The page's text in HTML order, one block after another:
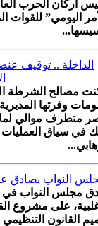
أركان الحرب
اليومي” للقوات
الداخلة .. توقيف
مصالح الشرطة
وفرتها
متطرف موالي لما
في سياق العمليات
النواب يصادق
مجلس النواب في
القانون التنظيمي رقم 111.14 المتعلق